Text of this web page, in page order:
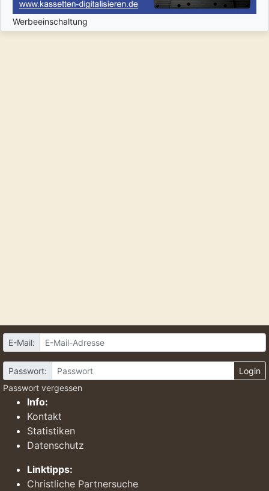
Werbeeinschaltung
E-Mail:
Passwort:
Login
Passwort vergessen
Info:
Kontakt
Statistiken
Datenschutz
Linktipps:
Christliche Partnersuche